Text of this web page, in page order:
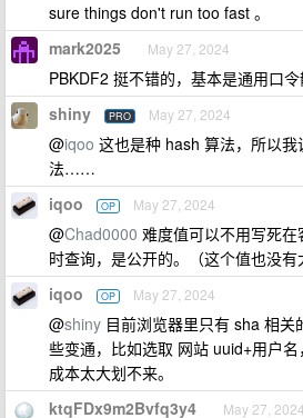
sure things don't run too fast 。
mark2025 May 27, 2024
PBKDF2 挺不错的，基本是通用口
shiny PRO May 27, 2024
@iqoo 这也是种 hash 算法，所以
法……
iqoo OP May 27, 2024
@Chad0000 难度值可以不用写死
时查询，是公开的。（这个值也没有
iqoo OP May 27, 2024
@shiny 目前浏览器里只有 sha 相
些变通，比如选取 网站 uuid+用户名
成本太大划不来。
ktqFDx9m2Bvfq3y4 May 27, 2024